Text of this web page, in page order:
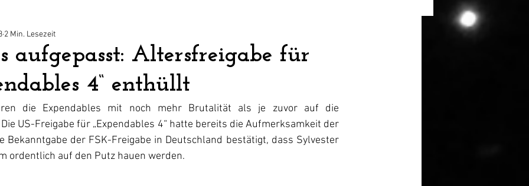
Essay
aufgepasst: Altersfreigabe für
4“ enthüllt
2 Min. Lesezeit
die Expendables mit noch mehr Brutalität als je zuvor auf die
US-Freigabe für „Expendables 4“ hatte bereits die Aufmerksamkeit der
Bekanntgabe der FSK-Freigabe in Deutschland bestätigt, dass Sylvester
ordentlich auf den Putz hauen werden.